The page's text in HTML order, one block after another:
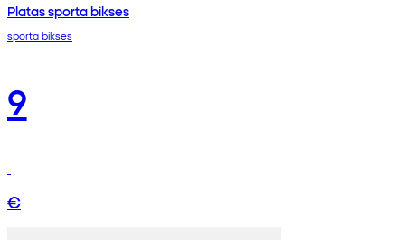
Platas sporta bikses
sporta bikses
9
€